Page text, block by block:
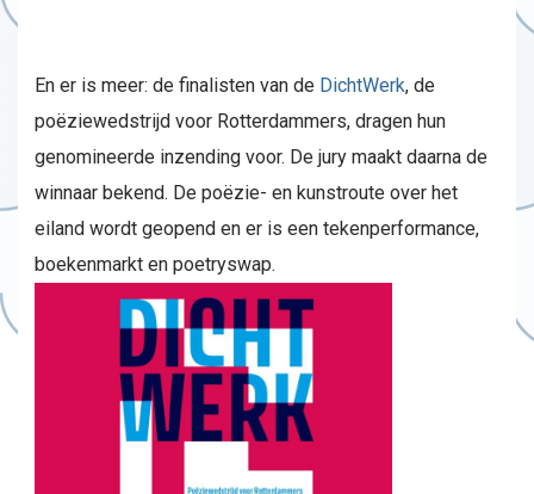
En er is meer: de finalisten van de DichtWerk, de
poëziewedstrijd voor Rotterdammers, dragen hun
genomineerde inzending voor. De jury maakt daarna de
winnaar bekend. De poëzie- en kunstroute over het
eiland wordt geopend en er is een tekenperformance,
boekenmarkt en poetryswap.